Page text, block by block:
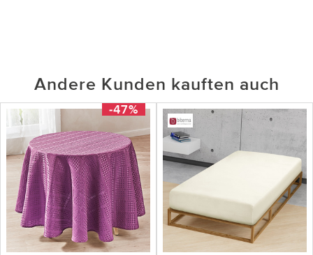
Andere Kunden kauften auch
-47%